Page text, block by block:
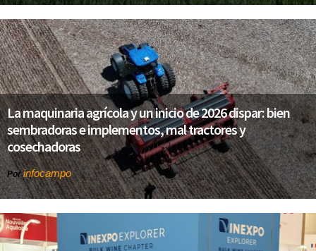
La maquinaria agrícola y un inicio de 2026 dispar: bien
sembradoras e implementos, mal tractores y
cosechadoras
Porinfocampo